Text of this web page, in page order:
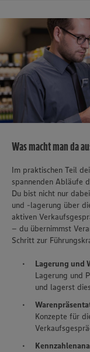
Was macht man da
Im praktischen Teil
spannenden Abläufe
Du bist nicht nur
und -lagerung über
aktiven
– du übernimmst
Schritt zur
Lagerung und
Lagerung und
und lagerst
Konzepte für